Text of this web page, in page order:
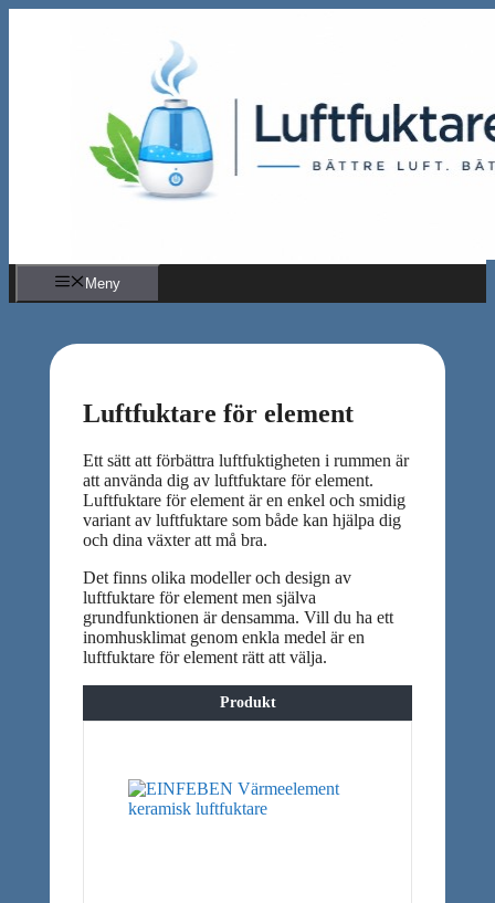
Meny
Luftfuktare för element
Ett sätt att förbättra luftfuktigheten i rummen är
att använda dig av luftfuktare för element.
Luftfuktare för element är en enkel och smidig
variant av luftfuktare som både kan hjälpa dig
och dina växter att må bra.
Det finns olika modeller och design av
luftfuktare för element men själva
grundfunktionen är densamma. Vill du ha ett
inomhusklimat genom enkla medel är en
luftfuktare för element rätt att välja.
Produkt